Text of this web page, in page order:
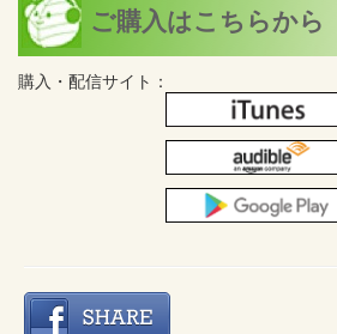
ご購入はこちらから
購入・配信サイト：